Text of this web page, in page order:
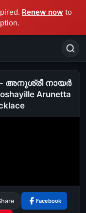
Renew now to
അനുശ്രീ നായര്‍
Arunetta
Facebook